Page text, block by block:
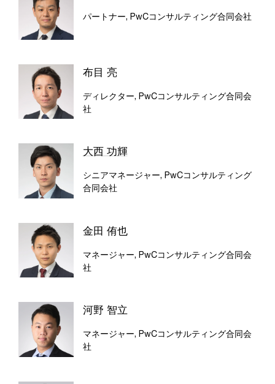
パートナー, PwCコンサルティング合同会社
布目 亮
ディレクター, PwCコンサルティング合同会
社
大西 功輝
シニアマネージャー, PwCコンサルティング
合同会社
金田 侑也
マネージャー, PwCコンサルティング合同会
社
河野 智立
マネージャー, PwCコンサルティング合同会
社